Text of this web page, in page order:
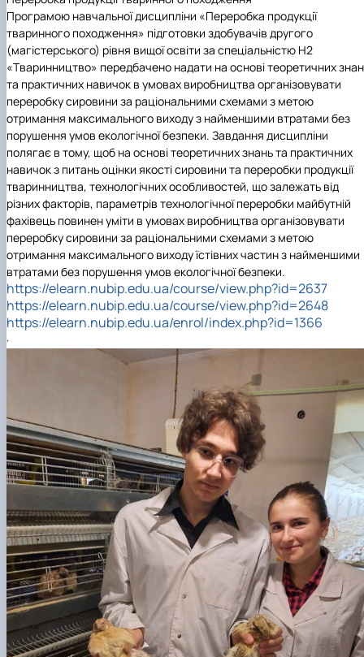
Програмою навчальної дисципліни «Переробка продукції
тваринного походження» підготовки здобувачів другого
(магістерського) рівня вищої освіти за спеціальністю Н2
«Тваринництво» передбачено надати на основі теоретичних
та практичних навичок в умовах виробництва організовувати
переробку сировини за раціональними схемами з метою
отримання максимального виходу з найменшими втратами без
порушення умов екологічної безпеки. Завдання дисципліни
полягає в тому, щоб на основі теоретичних знань та практичних
навичок з питань оцінки якості сировини та переробки продукції
тваринництва, технологічних особливостей, що залежать від
різних факторів, параметрів технологічної переробки майбутній
фахівець повинен уміти в умовах виробництва організовувати
переробку сировини за раціональними схемами з метою
отримання максимального виходу їстівних частин з найменшими
втратами без порушення умов екологічної безпеки.
https://elearn.nubip.edu.ua/course/view.php?id=2637
https://elearn.nubip.edu.ua/course/view.php?id=2648
https://elearn.nubip.edu.ua/enrol/index.php?id=1366
·